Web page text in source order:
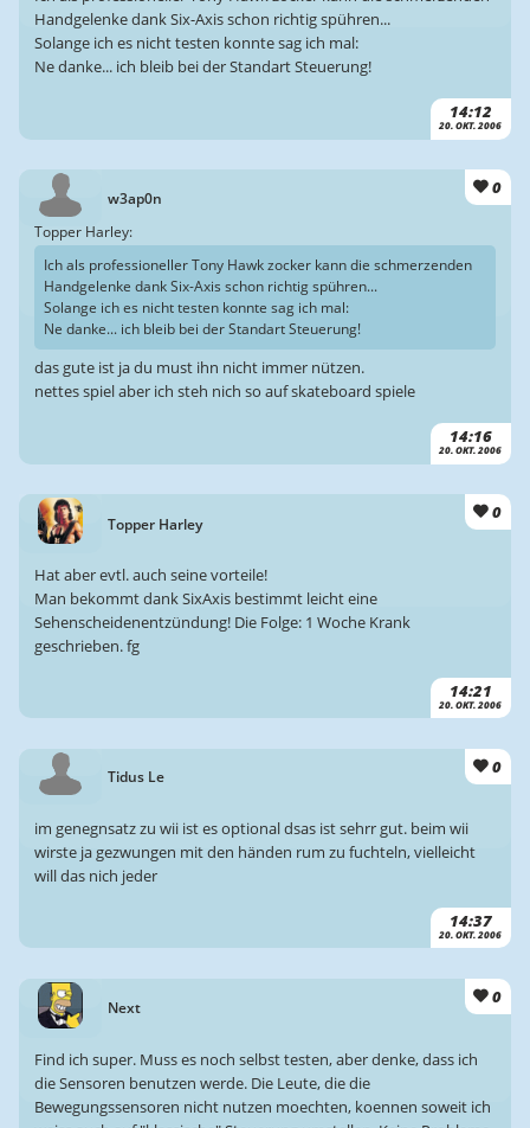
14:12
20. OKT. 2006
Handgelenke dank Six-Axis schon richtig spühren...
Solange ich es nicht testen konnte sag ich mal:
Ne danke... ich bleib bei der Standart Steuerung!
w3ap0n 0
14:16
20. OKT. 2006
Topper Harley:
Ich als professioneller Tony Hawk zocker kann die schmerzenden
Handgelenke dank Six-Axis schon richtig spühren...
Solange ich es nicht testen konnte sag ich mal:
Ne danke... ich bleib bei der Standart Steuerung!
das gute ist ja du must ihn nicht immer nützen.
nettes spiel aber ich steh nich so auf skateboard spiele
Topper Harley
0
14:21
20. OKT. 2006
Hat aber evtl. auch seine vorteile!
Man bekommt dank SixAxis bestimmt leicht eine
Sehenscheidenentzündung! Die Folge: 1 Woche Krank
geschrieben. fg
Tidus Le 0
14:37
20. OKT. 2006
im genegnsatz zu wii ist es optional dsas ist sehrr gut. beim wii
wirste ja gezwungen mit den händen rum zu fuchteln, vielleicht
will das nich jeder
Next
0
Find ich super. Muss es noch selbst testen, aber denke, dass ich
die Sensoren benutzen werde. Die Leute, die die
Bewegungssensoren nicht nutzen moechten, koennen soweit ich